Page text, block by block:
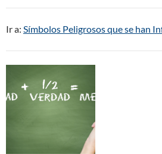
Ir a: Símbolos Peligrosos que se han